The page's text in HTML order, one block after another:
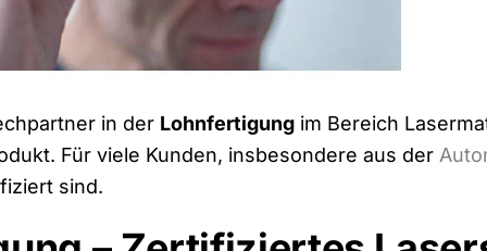
in der Lohnfertigung im Bereich
Für viele Kunden, insbesondere aus der
sind.